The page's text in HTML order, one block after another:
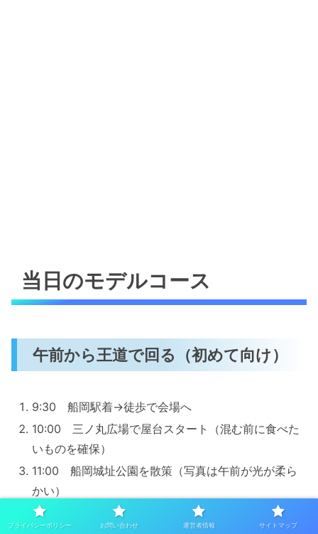
当日のモデルコース
午前から王道で回る（初めて向け）
9:30 船岡駅着→徒歩で会場へ
10:00 三ノ丸広場で屋台スタート（混む前に食べた
いものを確保）
11:00 船岡城址公園を散策（写真は午前が光が柔ら
かい）
13:00 白石川堤（一目千本桜）側へ歩いて“川沿いの
プライバシーポリシー お問い合わせ 運営者情報 サイトマップ